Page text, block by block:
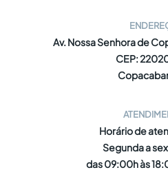
Av. Nossa Senhora de
CEP:
Horário de
Segunda a
das 09:00h às